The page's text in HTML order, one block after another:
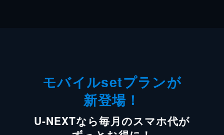
モバイルsetプランが
新登場！
U-NEXTなら毎月のスマホ代が